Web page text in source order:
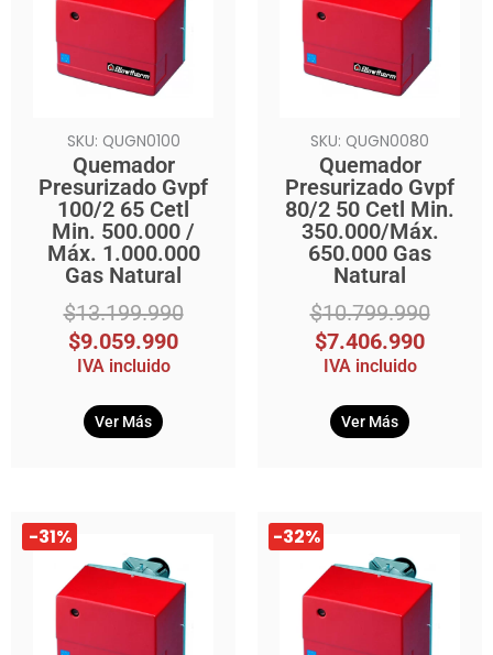
SKU: QUGN0100
Quemador
Presurizado Gvpf
100/2 65 Cetl
Min. 500.000 /
Máx. 1.000.000
Gas Natural
$13.199.990
$13.199.990.
$9.059.990
$9.059.990.
IVA incluido
Ver Más
SKU: QUGN0080
Quemador
Presurizado Gvpf
80/2 50 Cetl Min.
350.000/Máx.
650.000 Gas
Natural
$10.799.990
$10.799.990.
$7.406.990
$7.406.990.
IVA incluido
Ver Más
-31%
El
precio
original
$6.859.990.
El
precio
actual
$4.699.990.
-32%
El
precio
original
$6.139.990.
El
precio
actual
$4.159.990.